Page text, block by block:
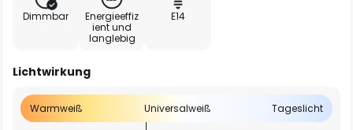
Dimmbar
Energieeffiz
ient und
langlebig
E14
Lichtwirkung
Warmweiß Universalweiß Tageslicht